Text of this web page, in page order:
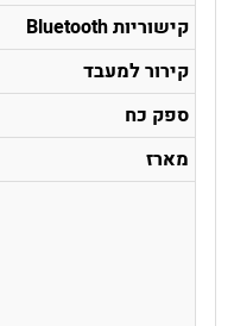
קישוריות Bluetooth
קירור למעבד
ספק כח
מארז